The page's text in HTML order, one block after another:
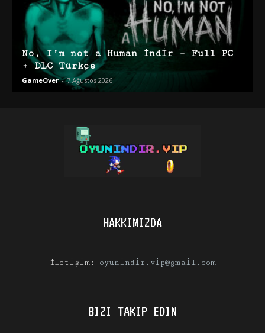
No, I’m not a Human İndir – Full PC
+ DLC Türkçe
GameOver - 7 Ağustos 2026
HAKKIMIZDA
İletişim: oyunindir.vip@gmail.com
BIZI TAKIP EDIN